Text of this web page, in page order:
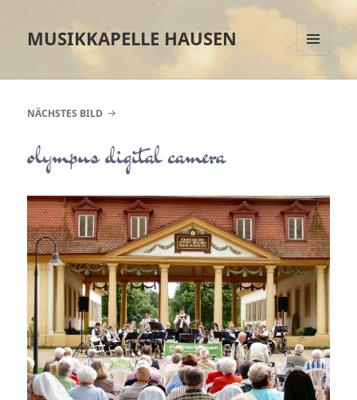
MUSIKKAPELLE HAUSEN
UND
NÄCHSTES BILD
olympus digital camera